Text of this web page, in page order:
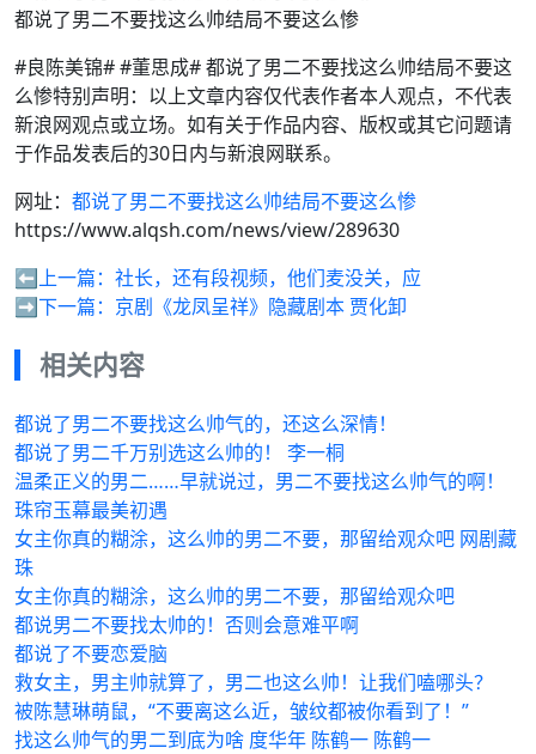
都说了男二不要找这么帅结局不要这么惨
#良陈美锦# #董思成# 都说了男二不要找这么帅结局不要这
么惨特别声明：以上文章内容仅代表作者本人观点，不代表
新浪网观点或立场。如有关于作品内容、版权或其它问题请
于作品发表后的30日内与新浪网联系。
网址： 都说了男二不要找这么帅结局不要这么惨
https://www.alqsh.com/news/view/289630
⬅️上一篇： 社长，还有段视频，他们麦没关，应
➡️下一篇： 京剧《龙凤呈祥》隐藏剧本 贾化卸
相关内容
都说了男二不要找这么帅气的，还这么深情！
都说了男二千万别选这么帅的！ 李一桐
温柔正义的男二……早就说过，男二不要找这么帅气的啊！
珠帘玉幕最美初遇
女主你真的糊涂，这么帅的男二不要，那留给观众吧 网剧藏
珠
女主你真的糊涂，这么帅的男二不要，那留给观众吧
都说男二不要找太帅的！否则会意难平啊
都说了不要恋爱脑
救女主，男主帅就算了，男二也这么帅！让我们嗑哪头？
被陈慧琳萌鼠，“不要离这么近，皱纹都被你看到了！”
找这么帅气的男二到底为啥 度华年 陈鹤一 陈鹤一